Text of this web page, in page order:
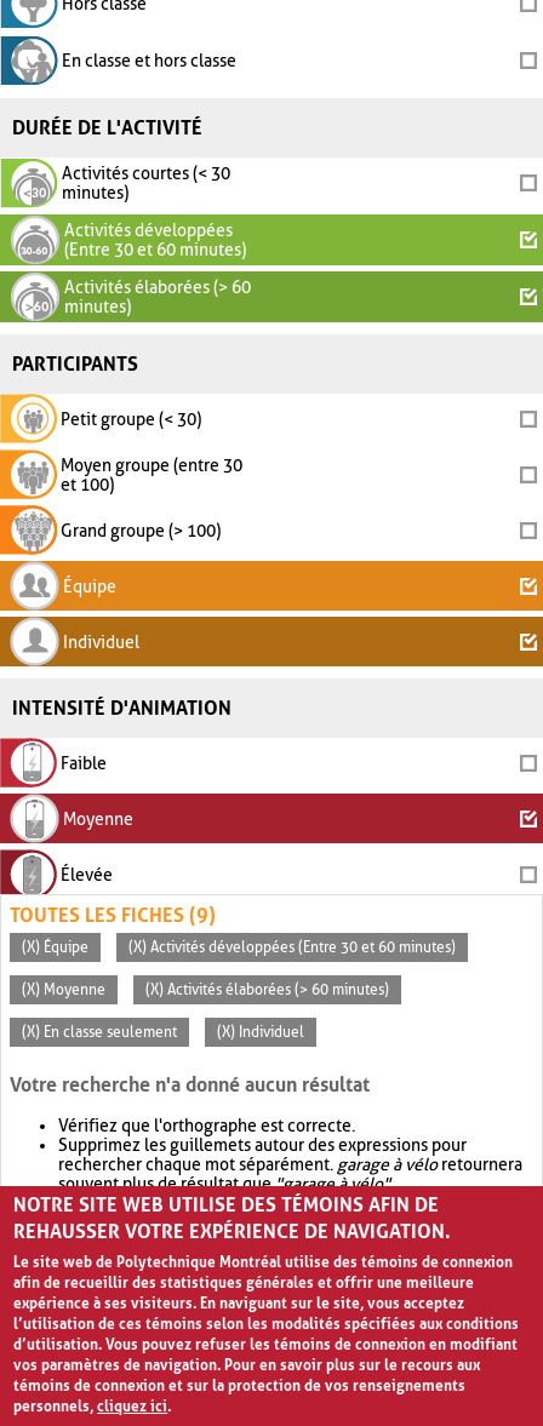
En classe et hors classe
DURÉE DE L'ACTIVITÉ
Activités courtes (< 30
minutes)
Activités développées
(Entre 30 et 60 minutes)
Activités élaborées (> 60
minutes)
PARTICIPANTS
Petit groupe (< 30)
Moyen groupe (entre 30
et 100)
Grand groupe (> 100)
Équipe
Individuel
INTENSITÉ D'ANIMATION
Faible
Moyenne
Élevée
TOUTES LES FICHES (9)
(X) Équipe (X) Activités développées (Entre 30 et 60 minutes)
(X) Moyenne (X) Activités élaborées (> 60 minutes)
(X) En classe seulement (X) Individuel
Votre recherche n'a donné aucun résultat
Vérifiez que l'orthographe est correcte.
Supprimez les guillemets autour des expressions pour
rechercher chaque mot séparément. garage à véloretournera
souvent plus de résultat que"garage à vélo".
Envisagez d'élargir votre recherche avec OR.garage OR vélo
retournera souvent plus de résultat quegarage à vélo
NOTRE SITE WEB UTILISE DES TÉMOINS AFIN DE
REHAUSSER VOTRE EXPÉRIENCE DE NAVIGATION.
Le site web de Polytechnique Montréal utilise des témoins de connexion
afin de recueillir des statistiques générales et offrir une meilleure
expérience à ses visiteurs. En naviguant sur le site, vous acceptez
l’utilisation de ces témoins selon les modalités spécifiées aux conditions
d’utilisation. Vous pouvez refuser les témoins de connexion en modifiant
vos paramètres de navigation. Pour en savoir plus sur le recours aux
témoins de connexion et sur la protection de vos renseignements
personnels,cliquez ici.